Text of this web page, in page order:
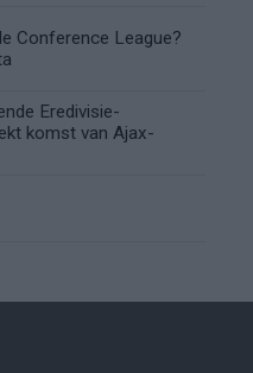
Conference League?
Eredivisie-
komst van Ajax-